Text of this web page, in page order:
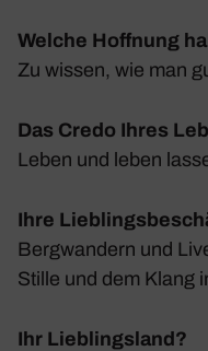
Welche Hoffnung
Zu wissen, wie man
Das Credo Ihres
Leben und leben
Ihre
Berg­wan­dern und
Stille und dem Klang
Ihr Lieblingsland?